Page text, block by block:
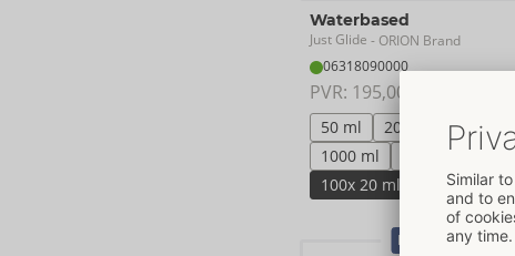
Waterbased
Just Glide - ORION Brand
06318090000
PVR: 195,00 €
50 ml 200 ml
20 ml
1000 ml
500 ml
100x 20 ml
Bestseller